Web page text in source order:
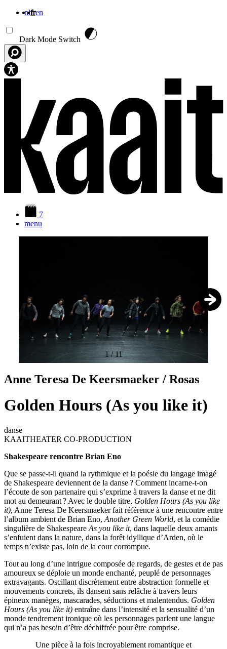
nlfren
Dark Mode Switch
7
menu
1/11
Anne Teresa De Keersmaeker / Rosas
Golden Hours (As you like it)
danse
KAAITHEATER CO-PRODUCTION
Shakespeare rencontre Brian Eno
Que se passe-t-il quand la rythmique et la poésie du langage imagé
de Shakespeare deviennent de la danse ? Comment incarne-t-on
l’écoute de son partenaire qui s’exprime à travers la danse et ne dit
mot au demeurant ? Avec le double titre, Golden Hours (As you like
it), Anne Teresa De Keersmaeker fait référence à une rencontre entre
l’album ambient de Brian Eno, Another Green World, et la comédie
singulière de Shakespeare As you like it, dans laquelle deux amants
s’enfuient dans la nature, dans la forêt idyllique d’Arden, où le
temps n’existe pas, loin de la cour corrompue.
Tout au long d’une intrigue composée de regards, de gestes et de pas
amoureux se déploie un monde enchanté, peuplé de personnages
extravagants. Oscillant discrètement entre abstraction formelle et
mouvements concrets, ils dansent sans relâche à travers leurs
épineux manèges, mascarades, séductions et malentendus. Golden
Hours (As you like it) entraîne dans l’intensité et la sensualité d’un
monde tendrement ironique où les personnages parlent une langue
qui n’a pas besoin d’être déchiffrée pour être comprise.
Une pièce à la fois incroyablement romantique et